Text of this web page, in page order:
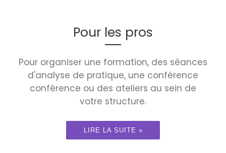
Pour les pros
Pour organiser une formation, des séances
d'analyse de pratique, une conférence
conférence ou des ateliers au sein de
votre structure.
LIRE LA SUITE »